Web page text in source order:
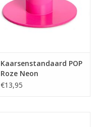
Kaarsenstandaard POP
Roze Neon
€13,95